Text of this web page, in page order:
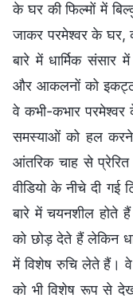
के घर की फिल्मों में
जाकर परमेश्वर के घर,
बारे में धार्मिक संसार में
और आकलनों को
वे कभी-कभार परमेश्वर
समस्याओं को हल
आंतरिक चाह से
वीडियो के नीचे दी
बारे में चयनशील होते
को छोड़ देते हैं लेकिन
में विशेष रुचि लेते हैं। वे
को भी विशेष रूप से